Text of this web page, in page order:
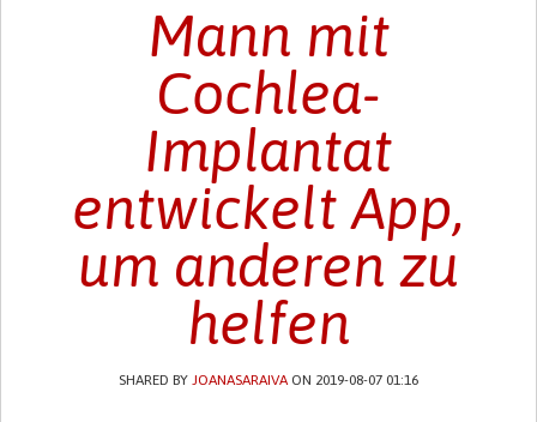
Mann mit
Cochlea-
Implantat
entwickelt App,
um anderen zu
helfen
SHARED BY JOANASARAIVAON 2019-08-07 01:16